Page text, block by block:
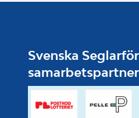
Svenska
samarbetspartner